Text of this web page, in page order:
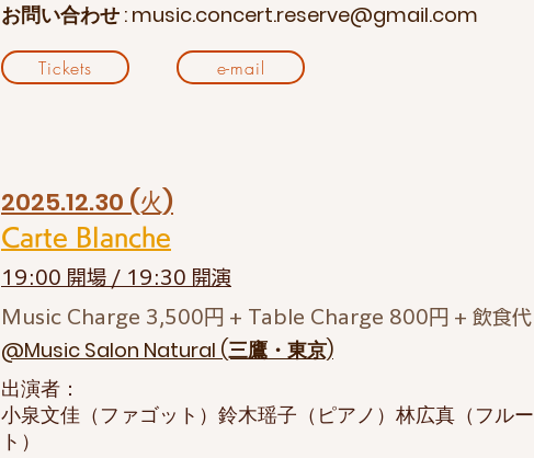
お問い合わせ : music.concert.reserve@gmail.com
Tickets e-mail
2025.12.30 (火)
Carte Blanche
19:00 開場 / 19:30 開演
Music Charge 3,500円 + Table Charge 800円 + 飲食代
@Music Salon Natural (三鷹・東京)
出演者：
小泉文佳（ファゴット）鈴木瑶子（ピアノ）林広真（フルー
ト）